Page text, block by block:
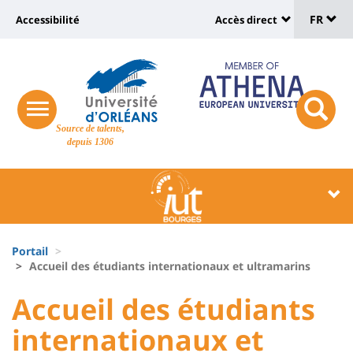
Site
Source de talents,
depuis 1306
Recherche
responsive
menu
button
Université
vers
page
accessibilité
Accessibilité
:
Shortcut
links
Accès direct
de
FR
Block
liste
composantes
d'Ariane
Portail
Accueil des étudiants internationaux et ultramarins
University
:
University
:
Accueil des étudiants
internationaux et